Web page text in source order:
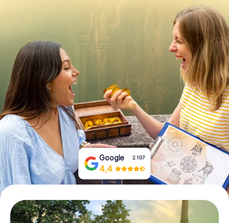
DE
IE
IT
Prenota Biglietti
Acquista i Voucher
Google 2.107
4,4